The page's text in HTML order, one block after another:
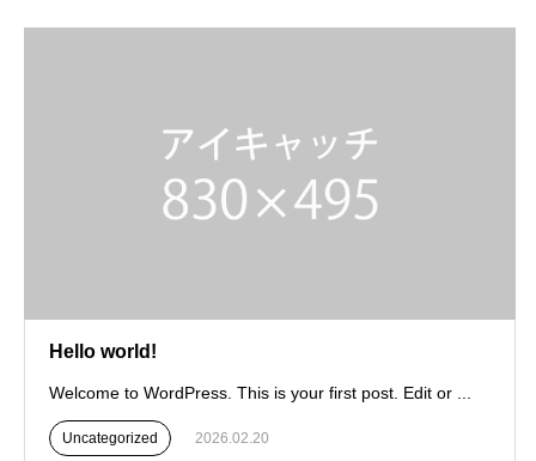
Hello world!
Welcome to WordPress. This is your first post. Edit or ...
Uncategorized 2026.02.20